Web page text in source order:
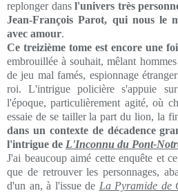
replonger dansl'univers très
Jean-François Parot, qui nous le
avec amour.
Ce treizième tome est encore une
embrouillée à souhait, mêlant
de jeu mal famés, espionnage
roi. L'intrigue policière s'appuie
l'époque, particulièrement agité, où
essaie de se tailler la part du lion, la
dans un contexte de décadence
l'intrigue de L'Inconnu du Pont-
J'ai beaucoup aimé cette enquête et
que de retrouver les personnages,
d'un an, à l'issue de La Pyramide de